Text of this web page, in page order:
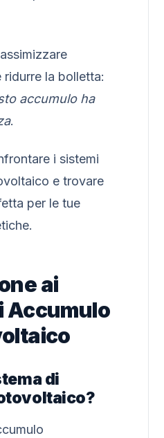
ridurre la bolletta:
accumulo ha
.
i sistemi
e trovare
per le tue
ai
Accumulo
di